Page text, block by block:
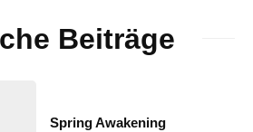
Beiträge
Spring Awakening